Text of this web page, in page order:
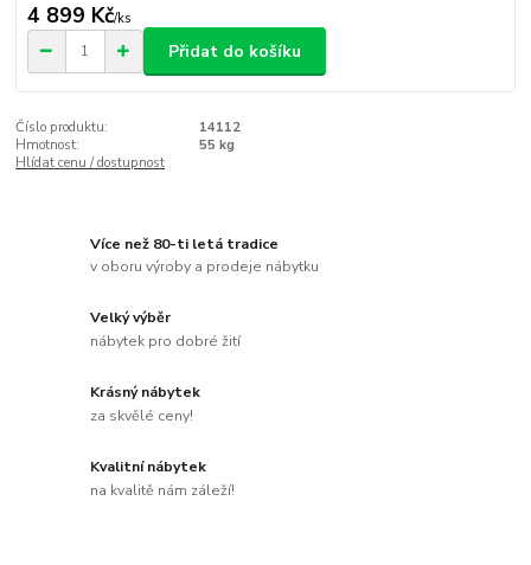
4 899 Kč/ks
Přidat do košíku
Číslo produktu:
14112
Hmotnost:
55 kg
Hlídat cenu / dostupnost
Více než 80-ti letá tradice
v oboru výroby a prodeje nábytku
Velký výběr
nábytek pro dobré žití
Krásný nábytek
za skvělé ceny!
Kvalitní nábytek
na kvalitě nám záleží!